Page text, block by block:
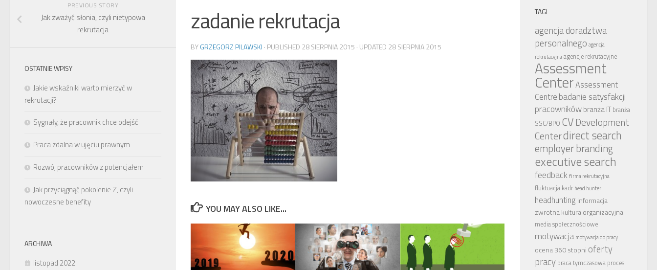
zadanie rekrutacja
BYGRZEGORZ PILAWSKI · PUBLISHED 28 SIERPNIA 2015 · UPDATED 28 SIERPNIA 2015
YOU MAY ALSO LIKE...
PREVIOUS STORY
Jak zważyć słonia, czyli nietypowa
rekrutacja
OSTATNIE WPISY
Jakie wskaźniki warto mierzyć w
rekrutacji?
Sygnały, że pracownik chce odejść
Praca zdalna w ujęciu prawnym
Rozwój pracowników z potencjałem
Jak przyciągnąć pokolenie Z, czyli
nowoczesne benefity
ARCHIWA
listopad 2022
TAGI
agencja doradztwa
personalnego agencja
rekrutacyjnaagencje rekrutacyjne
Assessment
CenterAssessment
Centre badanie satysfakcji
pracownikówbranża IT branża
SSC/BPO CV Development
Centerdirect search
employer branding
executive search
feedback firma rekrutacyjna
fluktuacja kadr head hunter
headhunting informacja
zwrotnakultura organizacyjna
media społecznościowe
motywacja motywacja do pracy
ocena 360 stopni oferty
pracy praca tymczasowa proces